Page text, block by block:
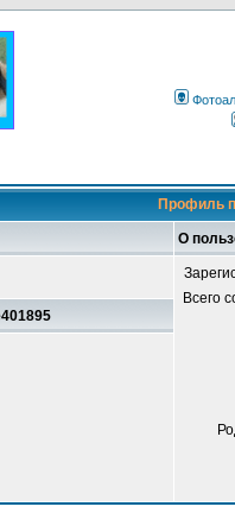
Профиль
О
Всего